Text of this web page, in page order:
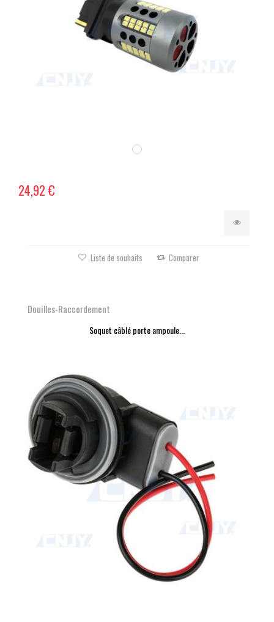
24,92 €
Liste de souhaits Comparer
Douilles-Raccordement
Soquet câblé porte ampoule...